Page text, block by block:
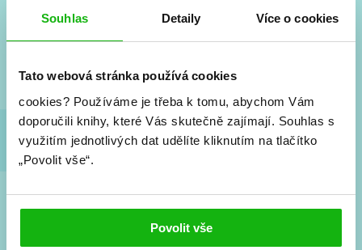
Souhlas Detaily Více o cookies
Tato webová stránka používá cookies
cookies? Používáme je třeba k tomu, abychom Vám
doporučili knihy, které Vás skutečně zajímají. Souhlas s
využitím jednotlivých dat udělíte kliknutím na tlačítko
„Povolit vše“.
Povolit vše
Vše kolem #youngadult každý měsíc rovnou do mailu!
a seriálové adaptace a další.
Souhlasím spodmínkami zpracování osobních údajů